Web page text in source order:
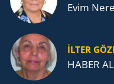
Evim
İLTER
HABER